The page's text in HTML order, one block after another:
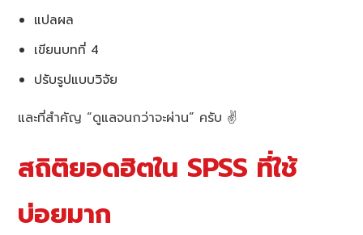
แปลผล
เขียนบทที่ 4
ปรับรูปแบบวิจัย
และที่สำคัญ “ดูแลจนกว่าจะผ่าน” ครับ ✌️
สถิติยอดฮิตใน SPSS ที่ใช้
บ่อยมาก